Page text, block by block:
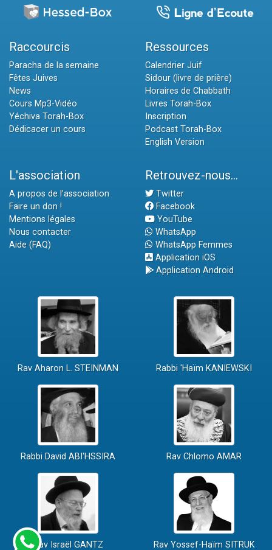
Raccourcis
Paracha de la semaine
Fêtes Juives
News
Cours Mp3-Vidéo
Yéchiva Torah-Box
Dédicacer un cours
Ressources
Calendrier Juif
Sidour (livre de prière)
Horaires de Chabbath
Livres Torah-Box
Inscription
Podcast Torah-Box
English Version
L'association
A propos de l'association
Faire un don !
Mentions légales
Nous contacter
Aide (FAQ)
Retrouvez-nous...
Twitter
Facebook
YouTube
WhatsApp
WhatsApp Femmes
Application iOS
Application Android
Rav Aharon L. STEINMAN Rabbi 'Haïm KANIEWSKI
Rabbi David ABI'HSSIRA Rav Chlomo AMAR
Rav Israël GANTZ Rav Yossef-Haïm SITRUK